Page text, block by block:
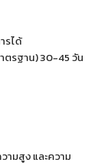
รได้
ตรฐาน) 30-45 วัน
ามสูง และความ